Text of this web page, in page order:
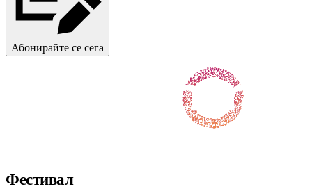
Абонирайте се сега
Фестивал